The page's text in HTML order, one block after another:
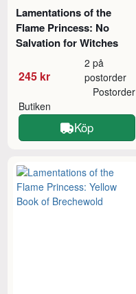
Lamentations of the
Flame Princess: No
Salvation for Witches
245 kr
2 på
postorder
Butiken
Postorder
Köp